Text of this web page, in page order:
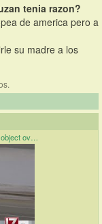
tenia razon?
de america pero a
su madre a los
object ov…